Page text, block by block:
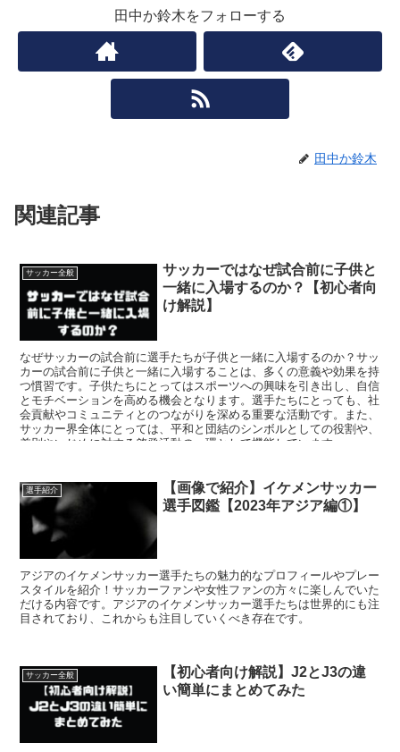
田中か鈴木をフォローする
田中か鈴木
関連記事
サッカー全般
サッカーではなぜ試合前に子供と
一緒に入場するのか？【初心者向
け解説】
なぜサッカーの試合前に選手たちが子供と一緒に入場するのか？サッ
カーの試合前に子供と一緒に入場することは、多くの意義や効果を持
つ慣習です。子供たちにとってはスポーツへの興味を引き出し、自信
とモチベーションを高める機会となります。選手たちにとっても、社
会貢献やコミュニティとのつながりを深める重要な活動です。また、
サッカー界全体にとっては、平和と団結のシンボルとしての役割や、
差別やいじめに対する啓発活動の一環として機能しています。
選手紹介
【画像で紹介】イケメンサッカー
選手図鑑【2023年アジア編①】
アジアのイケメンサッカー選手たちの魅力的なプロフィールやプレー
スタイルを紹介！サッカーファンや女性ファンの方々に楽しんでいた
だける内容です。アジアのイケメンサッカー選手たちは世界的にも注
目されており、これからも注目していくべき存在です。
サッカー全般
【初心者向け解説】J2とJ3の違
い簡単にまとめてみた